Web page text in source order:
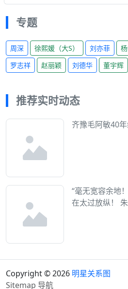
专题
周深 徐熙媛（大S） 刘亦菲
罗志祥
赵丽颖 刘德华 董宇辉
推荐实时动态
齐豫毛阿敏40
“毫无宽容余地
在太过放纵！
Copyright © 2026 明星关系图
Sitemap 导航